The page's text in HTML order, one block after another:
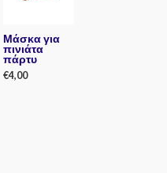
Μάσκα για
πινιάτα
πάρτυ
€4,00